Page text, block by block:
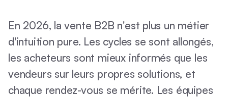
En 2026, la vente B2B n'est plus un métier
d'intuition pure. Les cycles se sont allongés,
les acheteurs sont mieux informés que les
vendeurs sur leurs propres solutions, et
chaque rendez-vous se mérite. Les équipes